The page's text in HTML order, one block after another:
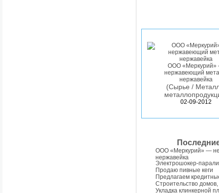
ООО
нержавеющий
нержавейка
(Сырье /
02-09-2012
ООО «Меркурий» —
нержавейка
Электрошокер-
Продаю пивные кеги
Предлагаем
Строительство
Укладка клинкерной